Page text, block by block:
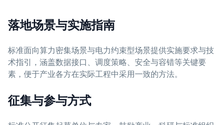
落地场景与实施指南
标准面向算力密集场景与电力约束型场景提供实施要求与技
术指引，涵盖数据接口、调度策略、安全与容错等关键要
素，便于产业各方在实际工程中采用一致的方法。
征集与参与方式